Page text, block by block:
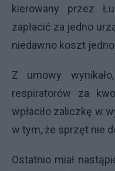
kierowany przez
zapłacić za jedno
niedawno koszt
Z umowy
respiratorów za
wpłaciło zaliczkę w
w tym, że sprzęt nie
Ostatnio miał